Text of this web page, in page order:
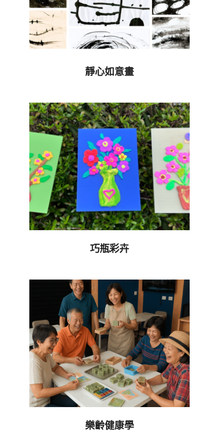
靜心如意畫
22
巧瓶彩卉
樂齡健康學